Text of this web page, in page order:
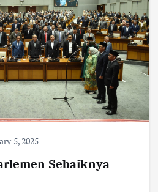
5, 2025
Sebaiknya